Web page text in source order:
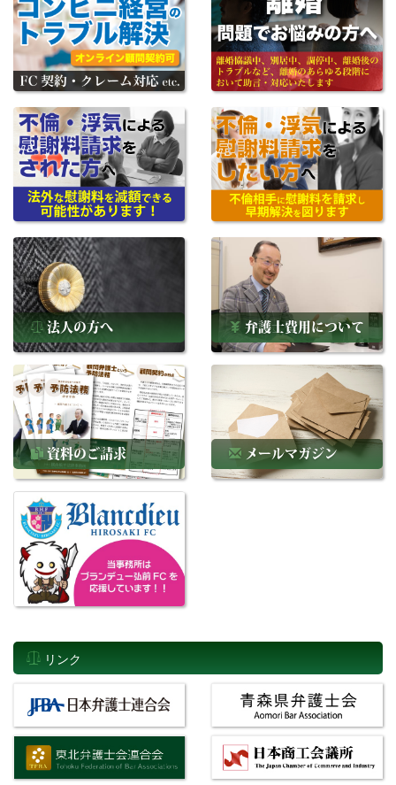
法人の方へ 弁護士費用について
資料のご請求 メールマガジン
リンク